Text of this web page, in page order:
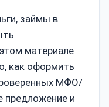
займы в
материале
как оформить
МФО/
и